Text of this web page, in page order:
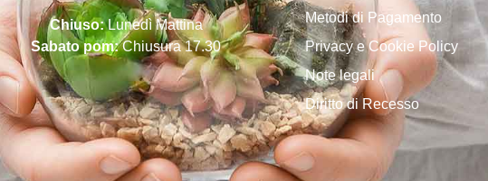
Chiuso:Lunedì Mattina
Sabato pom:Chiusura 17.30
Metodi di Pagamento
Privacy e Cookie Policy
Note legali
Diritto di Recesso